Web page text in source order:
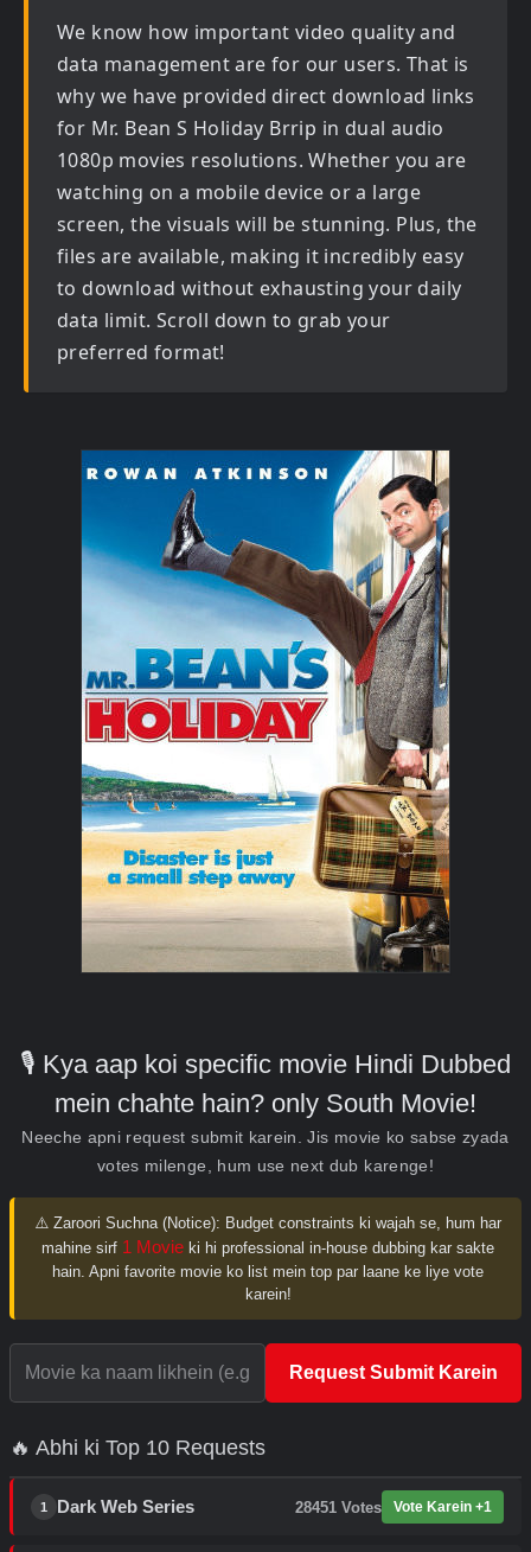
We know how important video quality and
data management are for our users. That is
why we have provided direct download links
for Mr. Bean S Holiday Brrip in dual audio
1080p movies resolutions. Whether you are
watching on a mobile device or a large
screen, the visuals will be stunning. Plus, the
files are available, making it incredibly easy
to download without exhausting your daily
data limit. Scroll down to grab your
preferred format!
🎙️ Kya aap koi specific movie Hindi Dubbed
mein chahte hain? only South Movie!
Neeche apni request submit karein. Jis movie ko sabse zyada
votes milenge, hum use next dub karenge!
⚠️ Zaroori Suchna (Notice): Budget constraints ki wajah se, hum har
mahine sirf 1 Movie ki hi professional in-house dubbing kar sakte
hain. Apni favorite movie ko list mein top par laane ke liye vote
karein!
Request Submit Karein
🔥 Abhi ki Top 10 Requests
1 Dark Web Series 28451 Votes Vote Karein +1